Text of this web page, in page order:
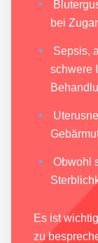
bei
Sepsis,
schwere
Obwohl
Es ist
zu